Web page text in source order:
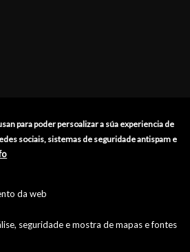
catastral
para poder persoalizar a súa experiencia de
sociais, sistemas de seguridade antispam e
da web
seguridade e mostra de mapas e fontes